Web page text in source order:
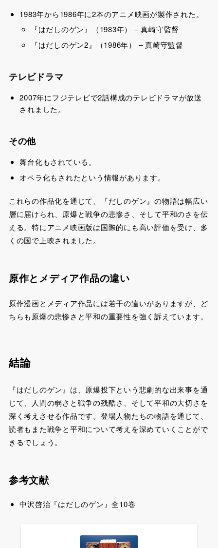
1983年から1986年に2本のアニメ映画が製作された 。
『はだしのゲン』（1983年） – 真崎守監督
『はだしのゲン2』（1986年） – 真崎守監督
テレビドラマ
2007年にフジテレビで2話構成のテレビドラマが放送
されました 。
その他
舞台化もされている。
オペラ化もされたという情報があります。
これらの作品化を通じて、『だしのゲン』の物語は幅広い
層に届けられ、原爆と戦争の悲惨さ、そして平和のさを伝
える。特にアニメ映画版は国際的にも高い評価を受け、多
くの国で上映されました。
原作とメディア作品の違い
原作漫画とメディア作品には若干の違いがありますが、ど
ちらも原爆の悲惨さと平和の重要性を強く訴えています。
結論
『はだしのゲン』は、原爆投下という悲劇的な出来事を通
じて、人間の弱さと戦争の残酷さ、そして平和の大切さを
深く考えさせる作品です。登場人物たちの物語を通じて、
読者もまた戦争と平和について考えを深めていくことがで
きるでしょう。
参考文献
中沢啓治『はだしのゲン』全10巻